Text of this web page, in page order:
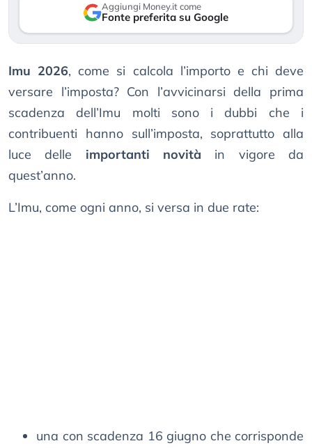
Aggiungi Money.it come
Fonte preferita su Google
Imu 2026, come si calcola l’importo e chi deve
versare l’imposta? Con l’avvicinarsi della prima
scadenza dell’Imu molti sono i dubbi che i
contribuenti hanno sull’imposta, soprattutto alla
luce delle importanti novità in vigore da
quest’anno.
L’Imu, come ogni anno, si versa in due rate:
una con scadenza 16 giugno che corrisponde